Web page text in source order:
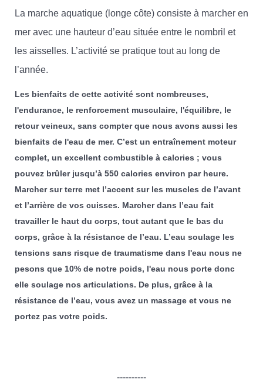
La marche aquatique (longe côte) consiste à marcher en
mer avec une hauteur d’eau située entre le nombril et
les aisselles. L’activité se pratique tout au long de
l’année.
Les bienfaits de cette activité sont nombreuses,
l'endurance, le renforcement musculaire, l'équilibre, le
retour veineux, sans compter que nous avons aussi les
bienfaits de l'eau de mer. C’est un entraînement moteur
complet, un excellent combustible à calories ; vous
pouvez brûler jusqu’à 550 calories environ par heure.
Marcher sur terre met l’accent sur les muscles de l’avant
et l’arrière de vos cuisses. Marcher dans l’eau fait
travailler le haut du corps, tout autant que le bas du
corps, grâce à la résistance de l’eau. L’eau soulage les
tensions sans risque de traumatisme dans l'eau nous ne
pesons que 10% de notre poids, l'eau nous porte donc
elle soulage nos articulations. De plus, grâce à la
résistance de l’eau, vous avez un massage et vous ne
portez pas votre poids.
----------